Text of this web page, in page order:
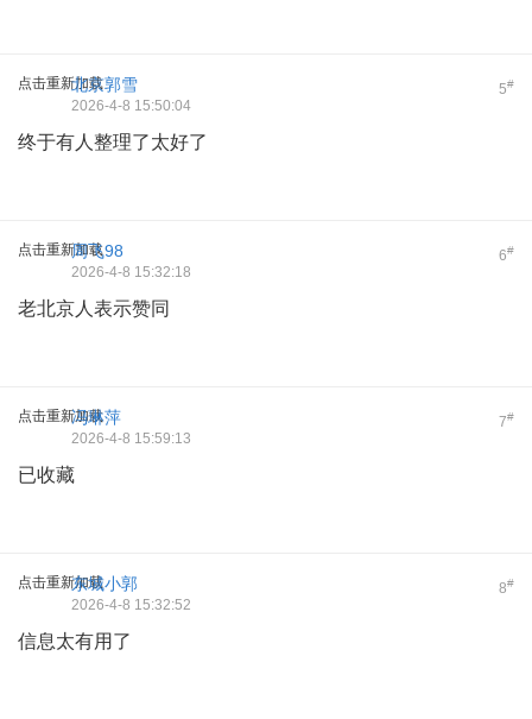
点击重新加载 5#
北京郭雪
2026-4-8 15:50:04
终于有人整理了太好了
点击重新加载 6#
周飞98
2026-4-8 15:32:18
老北京人表示赞同
点击重新加载 7#
冯琳萍
2026-4-8 15:59:13
已收藏
点击重新加载 8#
东城小郭
2026-4-8 15:32:52
信息太有用了